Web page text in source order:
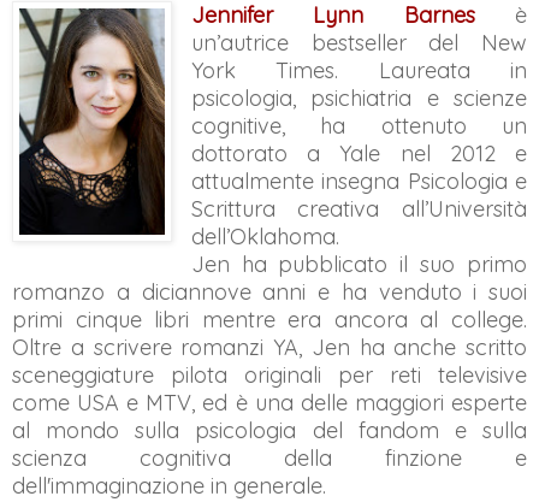
Jennifer Lynn Barnesè
un’autrice bestseller del New
York Times. Laureata in
psicologia, psichiatria e scienze
cognitive, ha ottenuto un
dottorato a Yale nel 2012 e
attualmente insegna Psicologia e
Scrittura creativa all’Università
dell’Oklahoma.
Jen ha pubblicato il suo primo
romanzo a diciannove anni e ha venduto i suoi
primi cinque libri mentre era ancora al college.
Oltre a scrivere romanzi YA, Jen ha anche scritto
sceneggiature pilota originali per reti televisive
come USA e MTV, ed è una delle maggiori esperte
al mondo sulla psicologia del fandom e sulla
scienza cognitiva della finzione e
dell'immaginazione in generale.